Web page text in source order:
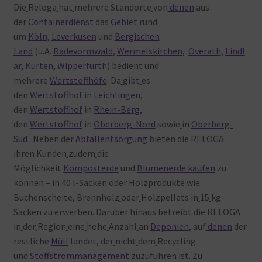
Die Reloga hat mehrere Standorte von denen aus
der Containerdienst das Gebiet rund
um Köln, Leverkusen und Bergischen
Land (u.A. Radevormwald, Wermelskirchen, Overath, Lindl
ar, Kürten, Wipperfürth) bedient und
mehrere Wertstoffhöfe. Da gibt es
den Wertstoffhof in Leichlingen,
den Wertstoffhof in Rhein-Berg,
den Wertstoffhof in Oberberg-Nord sowie in Oberberg-
Süd . Neben derAbfallentsorgung bieten die RELOGA
ihren Kunden zudem die
Möglichkeit Komposterde und Blumenerde kaufen zu
können – in 40 l-Säcken oder Holzprodukte wie
Buchenscheite, Brennholz oder Holzpellets in 15 kg-
Säcken zu erwerben. Darüber hinaus betreibt die RELOGA
in der Region eine hohe Anzahl an Deponien, auf denen der
restliche Müll landet, der nicht dem Recycling
und Stoffstrommanagement zuzuführen ist. Zu